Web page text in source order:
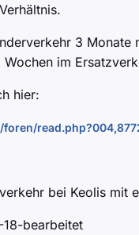
3
im
hier:
bei Keolis mit